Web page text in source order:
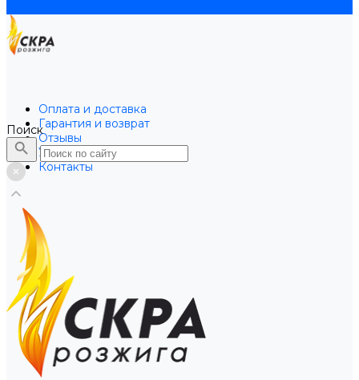
Оплата и доставка
Гарантия и возврат
Отзывы
Услуги
Контакты
Поиск